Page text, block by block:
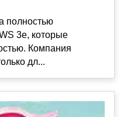
полностью
3e, которые
Компания
дл...